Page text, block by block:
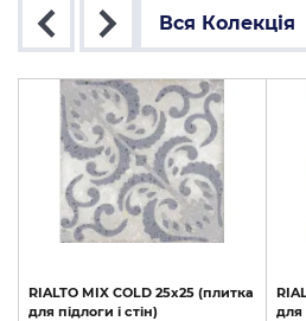
Вся Колекція
RIALTO MIX COLD 25x25 (плитка
для підлоги і стін)
для